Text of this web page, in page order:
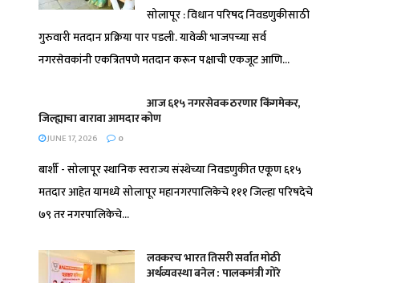
सोलापूर : विधान परिषद निवडणुकीसाठी
गुरुवारी मतदान प्रक्रिया पार पडली. यावेळी भाजपच्या सर्व
नगरसेवकांनी एकत्रितपणे मतदान करून पक्षाची एकजूट आणि...
आज ६१५ नगरसेवक ठरणार किंगमेकर,
जिल्ह्याचा बारावा आमदार कोण
JUNE 17, 2026 0
बार्शी - सोलापूर स्थानिक स्वराज्य संस्थेच्या निवडणुकीत एकूण ६१५
मतदार आहेत यामध्ये सोलापूर महानगरपालिकेचे १११ जिल्हा परिषदेचे
७९ तर नगरपालिकेचे...
लवकरच भारत तिसरी सर्वात मोठी
अर्थव्यवस्था बनेल : पालकमंत्री गोरे